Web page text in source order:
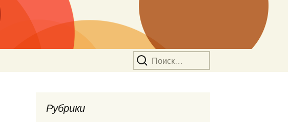
Найти:
Рубрики